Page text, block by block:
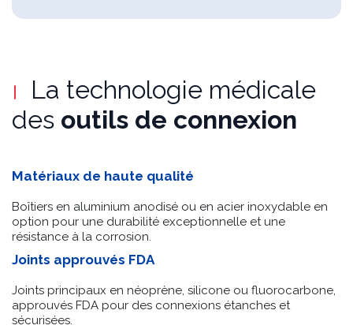
La technologie médicale
des outils de connexion
Matériaux de haute qualité
Boîtiers en aluminium anodisé ou en acier inoxydable en
option pour une durabilité exceptionnelle et une
résistance à la corrosion.
Joints approuvés FDA
Joints principaux en néoprène, silicone ou fluorocarbone,
approuvés FDA pour des connexions étanches et
sécurisées.